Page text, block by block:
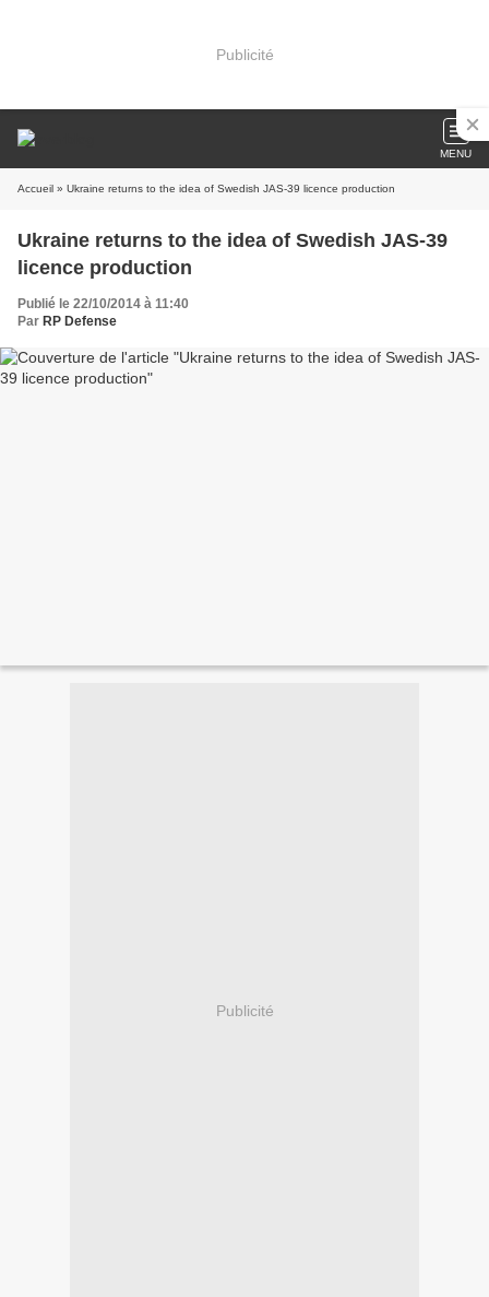
Publicité
MENU
Accueil » Ukraine returns to the idea of Swedish JAS-39 licence production
Ukraine returns to the idea of Swedish JAS-39
licence production
Publié le 22/10/2014 à 11:40
Par RP Defense
Publicité